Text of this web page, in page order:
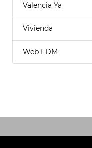
Valencia Ya
Vivienda
Web FDM